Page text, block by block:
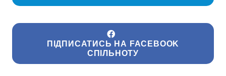
ПІДПИСАТИСЬ НА FACEBOOK
СПІЛЬНОТУ